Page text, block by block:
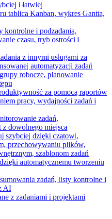
i łatwiej
tablica Kanban, wykres Gantta,
kontrolne i podzadania,
czasu, tryb ostrości i
z innymi usługami za
automatyzacji zadań
robocze, planowanie
za pomocą raportów
pracy, wydajności zadań i
zadań,
z dowolnego miejsca
szybciej dzięki czatowi,
przechowywaniu plików,
szablonom zadań
automatycznemu tworzeniu
zadań, listy kontrolne i
AI
z zadaniami i projektami